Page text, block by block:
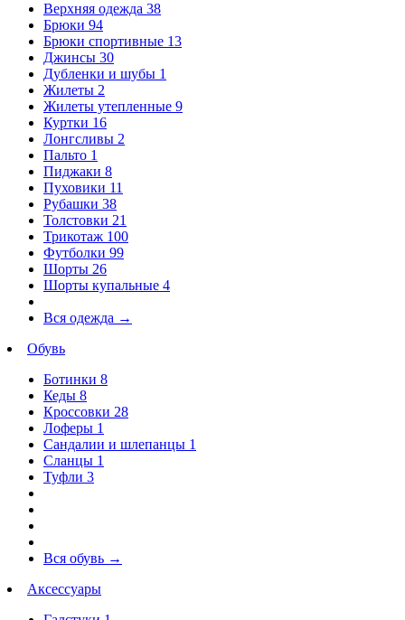
Верхняя одежда 38
Брюки 94
Брюки спортивные 13
Джинсы 30
Дубленки и шубы 1
Жилеты 2
Жилеты утепленные 9
Куртки 16
Лонгсливы 2
Пальто 1
Пиджаки 8
Пуховики 11
Рубашки 38
Толстовки 21
Трикотаж 100
Футболки 99
Шорты 26
Шорты купальные 4
Вся одежда →
Обувь
Ботинки 8
Кеды 8
Кроссовки 28
Лоферы 1
Сандалии и шлепанцы 1
Сланцы 1
Туфли 3
Вся обувь →
Аксессуары